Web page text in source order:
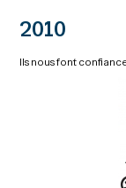
2010
Ils nous font